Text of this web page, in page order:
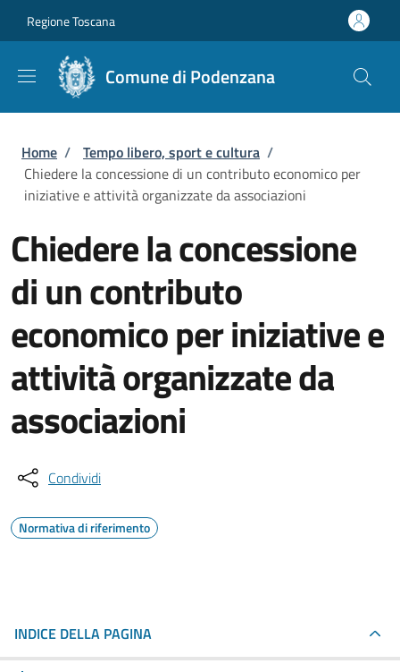
Regione Toscana
Comune di Podenzana
Briciole di pane
Home / Tempo libero, sport e cultura /
Chiedere la concessione di un contributo economico per
iniziative e attività organizzate da associazioni
Chiedere la concessione
di un contributo
economico per iniziative e
attività organizzate da
associazioni
Condividi
Normativa di riferimento
INDICE DELLA PAGINA